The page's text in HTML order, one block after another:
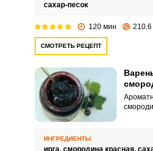
сахар-песок
120 мин 210.6
СМОТРЕТЬ РЕЦЕПТ
ИНГРЕДИЕНТЫ
ирга, смородина красная,